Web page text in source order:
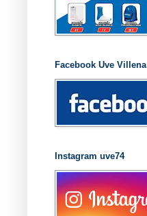
Facebook Uve Villena
Instagram uve74